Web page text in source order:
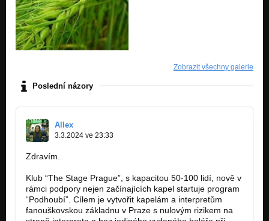
Zobrazit všechny galerie
Poslední názory
Allex
3.3.2024 ve 23:33
Zdravím.
Klub “The Stage Prague”, s kapacitou 50-100 lidí, nově v
rámci podpory nejen začínajících kapel startuje program
“Podhoubí”. Cílem je vytvořit kapelám a interpretům
fanouškovskou základnu v Praze s nulovým rizikem na